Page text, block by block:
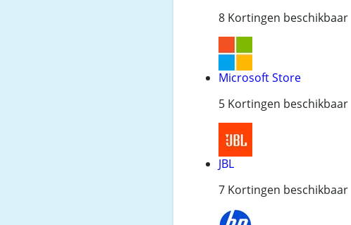
8 Kortingen beschikbaar
Microsoft Store
5 Kortingen beschikbaar
JBL
7 Kortingen beschikbaar